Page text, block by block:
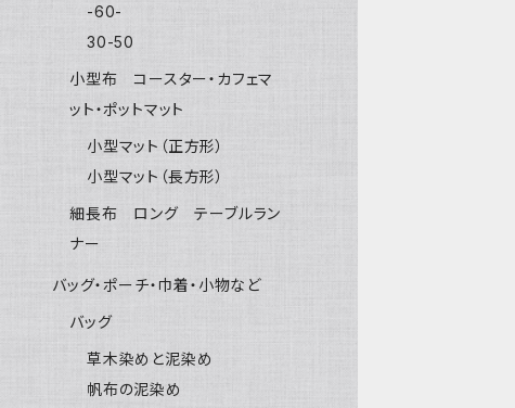
-60-
30-50
小型布 コースター・カフェマ
ット・ポットマット
小型マット（正方形）
小型マット（長方形）
細長布 ロング テーブルラン
ナー
バッグ・ポーチ・巾着・小物など
バッグ
草木染めと泥染め
帆布の泥染め